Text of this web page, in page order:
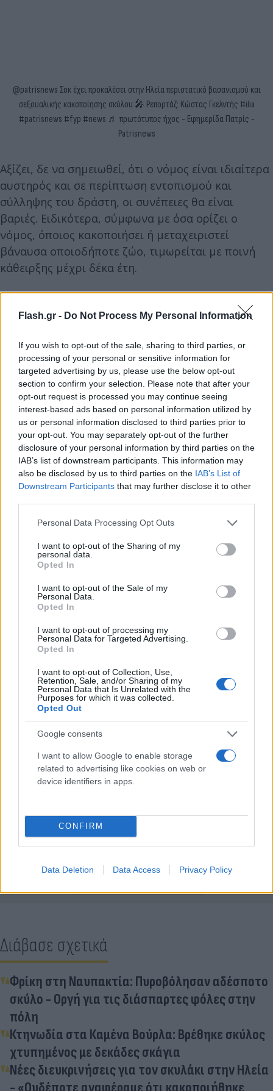
Flash.gr - Do Not Process My Personal Information
If you wish to opt-out of the sale, sharing to third parties, or
processing of your personal or sensitive information for
targeted advertising by us, please use the below opt-out
section to confirm your selection. Please note that after your
opt-out request is processed you may continue seeing
interest-based ads based on personal information utilized by
us or personal information disclosed to third parties prior to
your opt-out. You may separately opt-out of the further
disclosure of your personal information by third parties on the
IAB’s list of downstream participants. This information may
also be disclosed by us to third parties on the IAB’s List of
Downstream Participants that may further disclose it to other
Please note that this website/app uses one or more Google
not limited to your visit or usage behaviour. You may click to
grant or deny consent to Google and its third-party tags to
use your data for below specified purposes in below Google
consent section.
Personal Data Processing Opt Outs
I want to opt-out of the Sharing of my
personal data.
Opted In
I want to opt-out of the Sale of my
Personal Data.
Opted In
I want to opt-out of processing my
Personal Data for Targeted Advertising.
Opted In
I want to opt-out of Collection, Use,
Retention, Sale, and/or Sharing of my
Personal Data that Is Unrelated with the
Purposes for which it was collected.
Opted Out
Google consents
I want to allow Google to enable storage
related to advertising like cookies on web or
device identifiers in apps.
CONFIRM
Data Deletion Data Access Privacy Policy
@patrisnews Σοκ έχει προκαλέσει στην Ηλεία περιστατικό βασανισμού και
σεξουαλικής κακοποίησης σκύλου 🎤 Ρεπορτάζ: Κώστας Γκελντής #ilia
#patrisnews #fyp #news ♬ πρωτότυπος ήχος - Εφημερίδα Πατρίς -
Patrisnews
Αξίζει, δε να σημειωθεί, ότι ο νόμος είναι ιδιαίτερα
αυστηρός και σε περίπτωση εντοπισμού και
σύλληψης του δράστη, οι συνέπειες θα είναι
βαριές. Ειδικότερα, σύμφωνα με όσα ορίζει ο
νόμος, όποιος κακοποιήσει ή μεταχειριστεί
βάναυσα οποιοδήποτε ζώο, τιμωρείται με ποινή
κάθειρξης μέχρι δέκα έτη.
αναφέρουν ότι στο κτηνιατρείο όπου περιέθαλψε
Επιτάλιο, στα οποία φέρεται ότι ανήκει το ζώο.
Δήλωσαν πως είχαν τον σκύλο σε ένα κτήμα και
πως έφυγε από εκεί χωρίς να το αντιληφθούν. Από
εκείνη τη στιγμή και έπειτα φαίνεται πως έπεσε
θύμα άγριας κακοποίησης.
Κάνε κλικ και δες περισσότερο
στην αναζήτηση της
Διάβασε σχετικά
Φρίκη στη Ναυπακτία: Πυροβόλησαν αδέσποτο
σκύλο - Οργή για τις διάσπαρτες φόλες στην
πόλη
Κτηνωδία στα Καμένα Βούρλα: Βρέθηκε σκύλος
χτυπημένος με δεκάδες σκάγια
Νέες διευκρινήσεις για τον σκυλάκι στην Ηλεία
- «Ουδέποτε αναφέραμε ότι κακοποιήθηκε